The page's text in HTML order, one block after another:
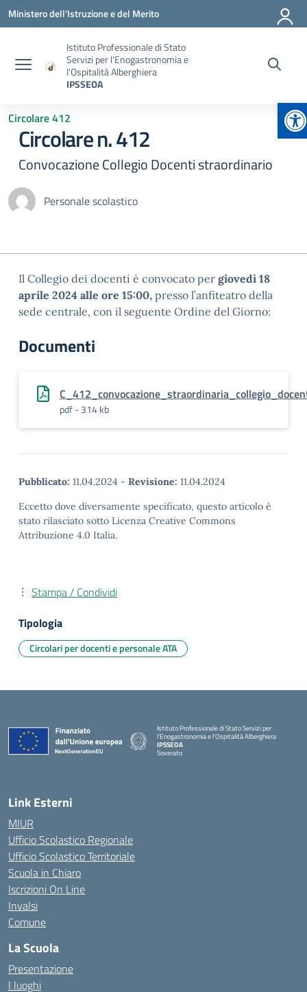
Vai ai contenuti
Vai al menu di navigazione
Vai al footer
Ministero dell'Istruzione e del Merito
Istituto Professionale di Stato
Servizi per l'Enogastronomia e
l'Ospitalità Alberghiera
IPSSEOA
Circolare 412
Circolare n. 412
Convocazione Collegio Docenti straordinario
Personale scolastico
Il Collegio dei docenti è convocato per giovedì 18
aprile 2024 alle ore 15:00, presso l’anfiteatro della
sede centrale, con il seguente Ordine del Giorno:
Documenti
pdf - 314 kb
Pubblicato: 11.04.2024 - Revisione: 11.04.2024
Eccetto dove diversamente specificato, questo articolo è
stato rilasciato sotto Licenza Creative Commons
Attribuzione 4.0 Italia.
Stampa / Condividi
Tipologia
Circolari per docenti e personale ATA
Istituto Professionale di Stato Servizi per
l'Enogastronomia e l'Ospitalità Alberghiera
IPSSEOA
Soverato
Link Esterni
MIUR
Ufficio Scolastico Regionale
Ufficio Scolastico Territoriale
Scuola in Chiaro
Iscrizioni On Line
Invalsi
Comune
La Scuola
Presentazione
I luoghi